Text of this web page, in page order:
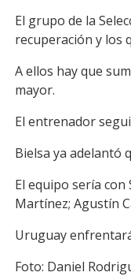
Facebook
WhatsApp
Copy
Link
El grupo de la
recuperación y los
A ellos hay que
mayor.
El entrenador
Bielsa ya adelantó
El equipo sería con
Martínez; Agustín
Uruguay
Foto: Daniel